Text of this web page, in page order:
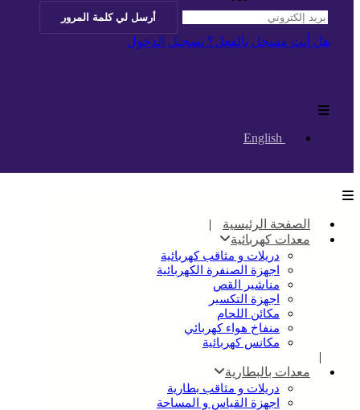
هل أنت مسجل بالفعل؟ تسجيل الدخول
English
الصفحة الرئيسية
معدات كهربائية
دريلات و مثاقب كهربائية
اجهزة الصنفرة الكهربائية
مناشير القص
اجهزة التكسير
مكائن اللحام
منفاخ هواء كهربائي
مكانس كهربائية
معدات بالبطارية
دريلات و مثاقب بطارية
اجهزة القياس و المساحة